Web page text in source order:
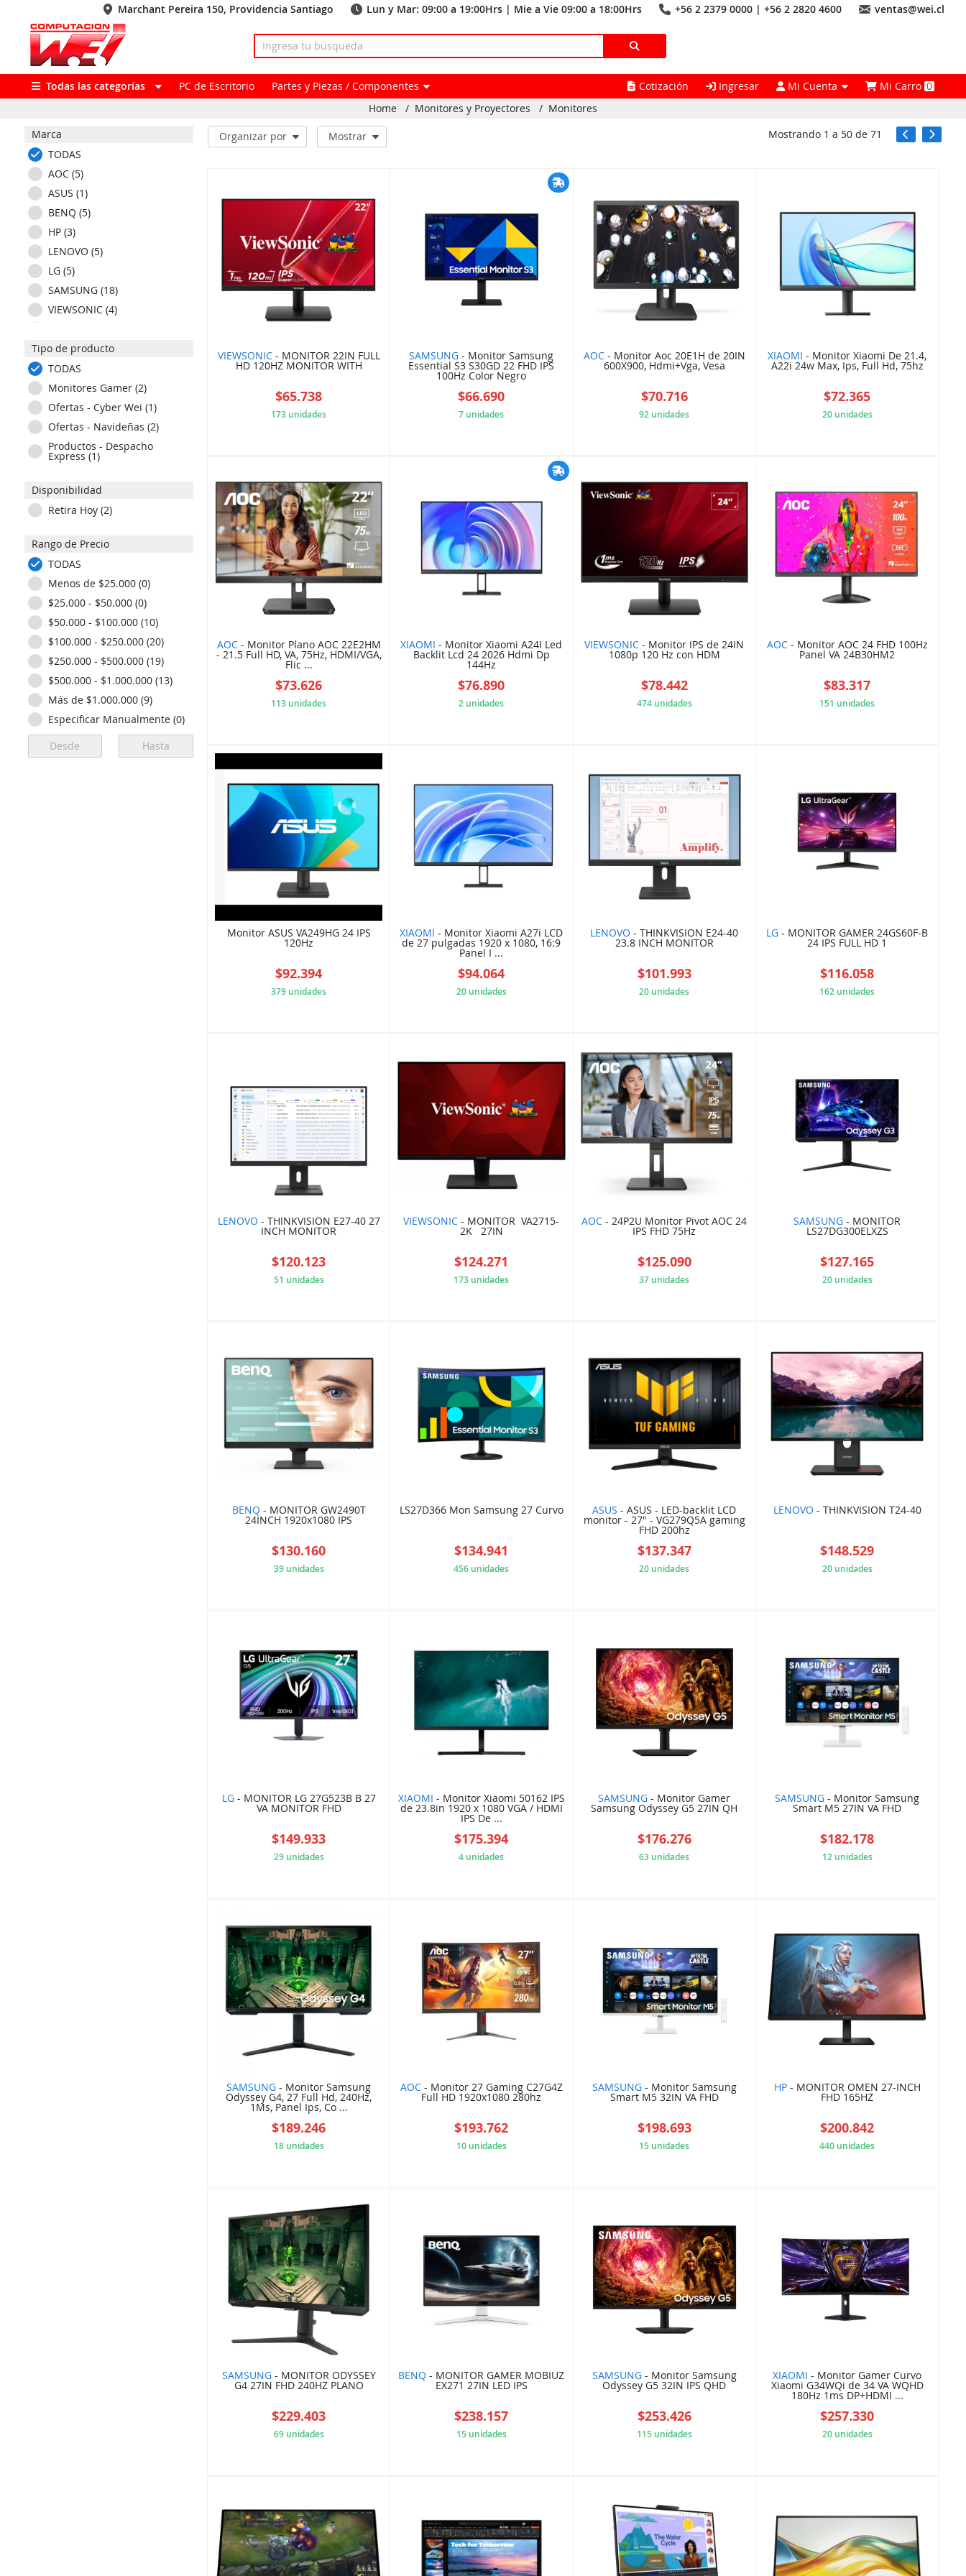
Marchant Pereira 150, Providencia Santiago Lun y Mar: 09:00 a 19:00Hrs | Mie a Vie 09:00 a 18:00Hrs +56 2 2379 0000 | +56 2 2820 4600 ventas@wei.cl
Todas las categorías PC de Escritorio Partes y Piezas / Componentes Cotización Ingresar Mi Cuenta Mi Carro0
Home
/ Monitores y Proyectores / Monitores
Marca
TODAS
AOC (5)
ASUS (1)
BENQ (5)
HP (3)
LENOVO (5)
LG (5)
SAMSUNG (18)
VIEWSONIC (4)
Tipo de producto
TODAS
Monitores Gamer (2)
Ofertas - Cyber Wei (1)
Ofertas - Navideñas (2)
Productos - Despacho
Express (1)
Disponibilidad
Retira Hoy (2)
Rango de Precio
TODAS
Menos de $25.000 (0)
$25.000 - $50.000 (0)
$50.000 - $100.000 (10)
$100.000 - $250.000 (20)
$250.000 - $500.000 (19)
$500.000 - $1.000.000 (13)
Más de $1.000.000 (9)
Especificar Manualmente (0)
Organizar por Mostrar Mostrando 1 a 50 de71
VIEWSONIC- MONITOR 22IN FULL
HD 120HZ MONITOR WITH
$65.738
173 unidades
SAMSUNG - Monitor Samsung
Essential S3 S30GD 22 FHD IPS
100Hz Color Negro
$66.690
7 unidades
AOC- Monitor Aoc 20E1H de 20IN
600X900, Hdmi+Vga, Vesa
$70.716
92 unidades
XIAOMI - Monitor Xiaomi De 21.4,
A22i 24w Max, Ips, Full Hd, 75hz
$72.365
20 unidades
AOC- Monitor Plano AOC 22E2HM
- 21.5 Full HD, VA, 75Hz, HDMI/VGA,
Flic ...
$73.626
113 unidades
XIAOMI - Monitor Xiaomi A24I Led
Backlit Lcd 24 2026 Hdmi Dp
144Hz
$76.890
2 unidades
VIEWSONIC - Monitor IPS de 24IN
1080p 120 Hz con HDM
$78.442
474 unidades
AOC- Monitor AOC 24 FHD 100Hz
Panel VA 24B30HM2
$83.317
151 unidades
Monitor ASUS VA249HG 24 IPS
120Hz
$92.394
379 unidades
XIAOMI - Monitor Xiaomi A27i LCD
de 27 pulgadas 1920 x 1080, 16:9
Panel I ...
$94.064
20 unidades
LENOVO - THINKVISION E24-40
23.8 INCH MONITOR
$101.993
20 unidades
LG - MONITOR GAMER 24GS60F-B
24 IPS FULL HD 1
$116.058
162 unidades
LENOVO - THINKVISION E27-40 27
INCH MONITOR
$120.123
51 unidades
VIEWSONIC - MONITOR VA2715-
2K 27IN
$124.271
173 unidades
AOC - 24P2U Monitor Pivot AOC 24
IPS FHD 75Hz
$125.090
37 unidades
SAMSUNG - MONITOR
LS27DG300ELXZS
$127.165
20 unidades
BENQ - MONITOR GW2490T
24INCH 1920x1080 IPS
$130.160
39 unidades
LS27D366 Mon Samsung 27 Curvo
$134.941
456 unidades
ASUS - ASUS - LED-backlit LCD
monitor - 27" - VG279Q5A gaming
FHD 200hz
$137.347
20 unidades
LENOVO - THINKVISION T24-40
$148.529
20 unidades
LG- MONITOR LG 27G523B B 27
VA MONITOR FHD
$149.933
29 unidades
XIAOMI - Monitor Xiaomi 50162 IPS
de 23.8in 1920 x 1080 VGA / HDMI
IPS De ...
$175.394
4 unidades
SAMSUNG - Monitor Gamer
Samsung Odyssey G5 27IN QH
$176.276
63 unidades
SAMSUNG - Monitor Samsung
Smart M5 27IN VA FHD
$182.178
12 unidades
SAMSUNG - Monitor Samsung
Odyssey G4, 27 Full Hd, 240Hz,
1Ms, Panel Ips, Co ...
$189.246
18 unidades
AOC- Monitor 27 Gaming C27G4Z
Full HD 1920x1080 280hz
$193.762
10 unidades
SAMSUNG- Monitor Samsung
Smart M5 32IN VA FHD
$198.693
15 unidades
HP- MONITOR OMEN 27-INCH
FHD 165HZ
$200.842
440 unidades
SAMSUNG- MONITOR ODYSSEY
G4 27IN FHD 240HZ PLANO
$229.403
69 unidades
BENQ - MONITOR GAMER MOBIUZ
EX271 27IN LED IPS
$238.157
15 unidades
SAMSUNG- Monitor Samsung
Odyssey G5 32IN IPS QHD
$253.426
115 unidades
XIAOMI - Monitor Gamer Curvo
Xiaomi G34WQi de 34 VA WQHD
180Hz 1ms DP+HDMI ...
$257.330
20 unidades